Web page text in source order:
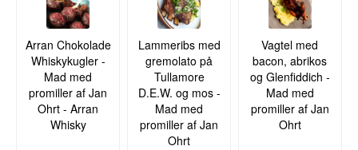
Arran Chokolade
Whiskykugler -
Mad med
promiller af Jan
Ohrt - Arran
Whisky
Lammeribs med
gremolato på
Tullamore
D.E.W. og mos -
Mad med
promiller af Jan
Ohrt
Vagtel med
bacon, abrikos
og Glenfiddich -
Mad med
promiller af Jan
Ohrt